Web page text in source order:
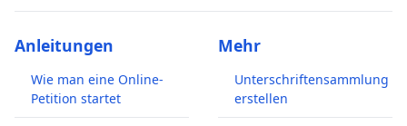
Anleitungen
Wie man eine Online-
Petition startet
Mehr
Unterschriftensammlung
erstellen